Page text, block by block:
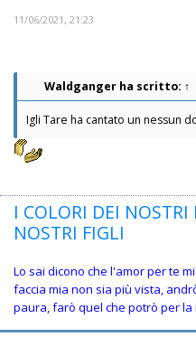
11/06/2021, 21:23
Waldganger ha scritto: ↑
Igli Tare ha cantato un nessun
I COLORI DEI
NOSTRI FIGLI
Lo sai dicono che l'amor per te
faccia mia non sia più vista,
paura, farò quel che potrò per la